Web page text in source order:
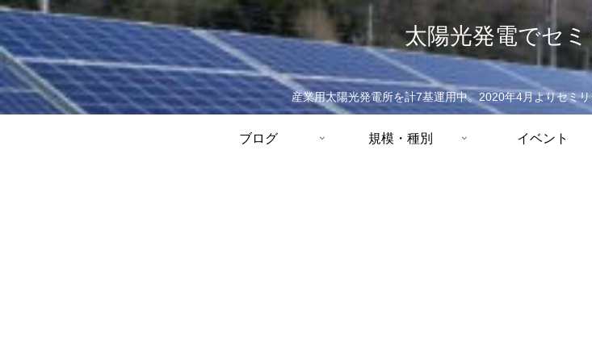
太陽光発電でセ
産業用太陽光発電所を計7基運用中。2020年4月よりセミ
ブログ 規模・種別 イベント